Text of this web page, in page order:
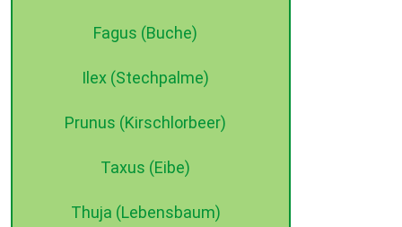
Fagus (Buche)
Ilex (Stechpalme)
Prunus (Kirschlorbeer)
Taxus (Eibe)
Thuja (Lebensbaum)